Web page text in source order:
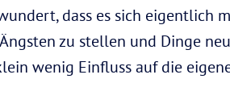
dass es sich eigentlich
zu stellen und Dinge
wenig Einfluss auf die